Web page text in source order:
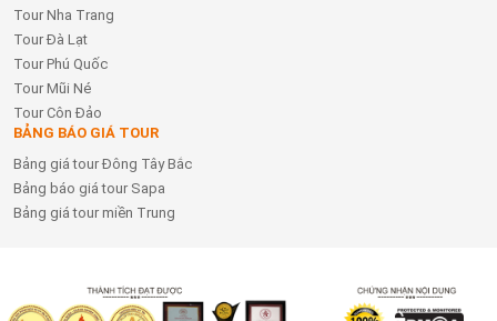
Tour Nha Trang
Tour Đà Lạt
Tour Phú Quốc
Tour Mũi Né
Tour Côn Đảo
BẢNG BÁO GIÁ TOUR
Bảng giá tour Đông Tây Bắc
Bảng báo giá tour Sapa
Bảng giá tour miền Trung